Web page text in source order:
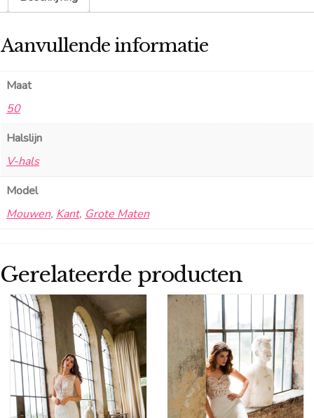
Aanvullende informatie
Maat
50
Halslijn
V-hals
Model
Mouwen, Kant, Grote Maten
Gerelateerde producten